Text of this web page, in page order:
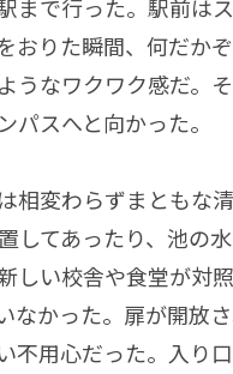
まで行った。駅前は
おりた瞬間、何だか
うなワクワク感だ。
パスへと向かった。
相変わらずまともな
してあったり、池の
しい校舎や食堂が対
なかった。扉が開放
不用心だった。入り